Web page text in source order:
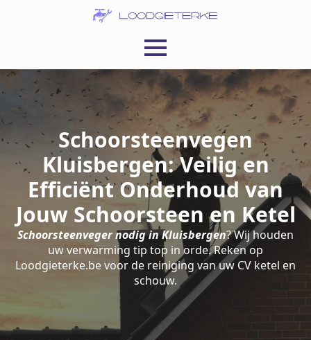
Schoorsteenvegen
Kluisbergen: Veilig en
Efficiënt Onderhoud van
Jouw Schoorsteen en Ketel
Schoorsteenveger nodig in Kluisbergen? Wij houden
uw verwarming tip top in orde. Reken op
Loodgieterke.be voor de reiniging van uw CV ketel en
schouw.